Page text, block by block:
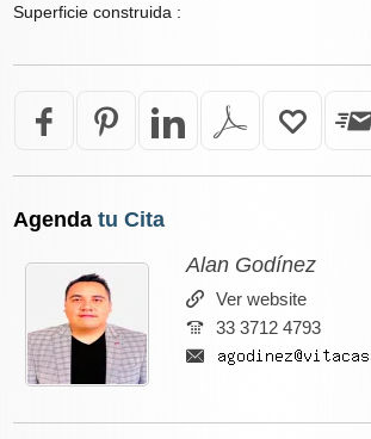
Superficie construida :
Agenda tu Cita
Alan Godínez
Ver website
33 3712 4793